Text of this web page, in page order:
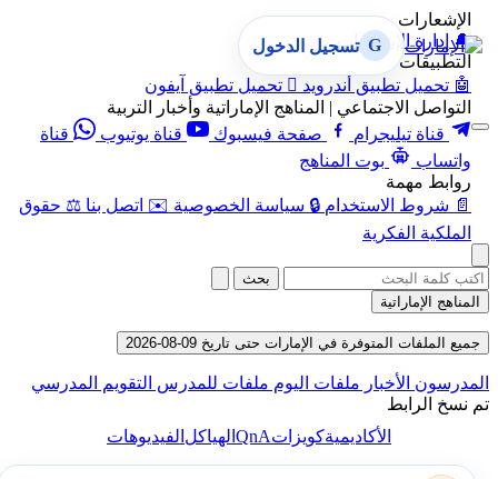
الإشعارات
🔔 إدارة الإشعارات
التطبيقات
🤖 تحميل تطبيق أندرويد  تحميل تطبيق آيفون
التواصل الاجتماعي | المناهج الإماراتية وأخبار التربية
قناة تيليجرام
صفحة فيسبوك قناة يوتيوب
قناة
واتساب
بوت المناهج
روابط مهمة
📄 شروط الاستخدام 🔒 سياسة الخصوصية ✉️ اتصل بنا ⚖️ حقوق
الملكية الفكرية
G تسجيل الدخول
بحث
المناهج الإماراتية
جميع الملفات المتوفرة في الإمارات حتى تاريخ 09-08-2026
المدرسون الأخبار ملفات اليوم ملفات للمدرس التقويم المدرسي
تم نسخ الرابط
الأكاديميةكويزاتQnAالهياكلالفيديوهات